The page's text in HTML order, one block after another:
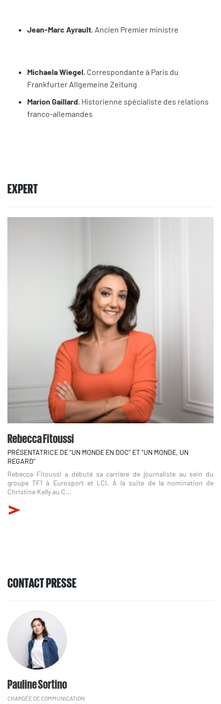
Jean-Marc Ayrault, Ancien Premier ministre
Michaela Wiegel, Correspondante à Paris du
Frankfurter Allgemeine Zeitung
Marion Gaillard, Historienne spécialiste des relations
franco-allemandes
EXPERT
Rebecca Fitoussi
PRÉSENTATRICE DE "UN MONDE EN DOC" ET "UN MONDE, UN
REGARD"
Rebecca Fitoussi a débuté sa carrière de journaliste au sein du
groupe TF1 à Eurosport et LCI. À la suite de la nomination de
Christine Kelly au C...
CONTACT PRESSE
Pauline Sortino
CHARGÉE DE COMMUNICATION